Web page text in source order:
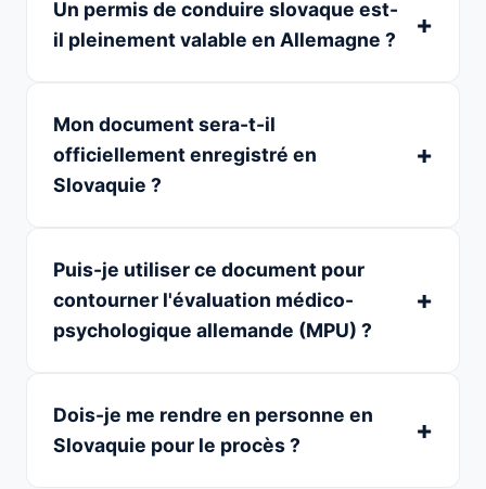
Un permis de conduire slovaque est-
il pleinement valable en Allemagne ?
Mon document sera-t-il
officiellement enregistré en
Slovaquie ?
Puis-je utiliser ce document pour
contourner l'évaluation médico-
psychologique allemande (MPU) ?
Dois-je me rendre en personne en
Slovaquie pour le procès ?